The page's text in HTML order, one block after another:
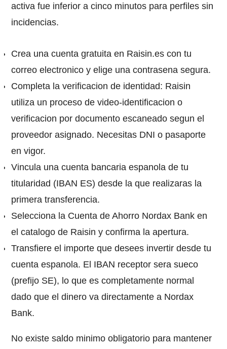
activa fue inferior a cinco minutos para perfiles sin
incidencias.
Crea una cuenta gratuita en Raisin.es con tu
correo electronico y elige una contrasena segura.
Completa la verificacion de identidad: Raisin
utiliza un proceso de video-identificacion o
verificacion por documento escaneado segun el
proveedor asignado. Necesitas DNI o pasaporte
en vigor.
Vincula una cuenta bancaria espanola de tu
titularidad (IBAN ES) desde la que realizaras la
primera transferencia.
Selecciona la Cuenta de Ahorro Nordax Bank en
el catalogo de Raisin y confirma la apertura.
Transfiere el importe que desees invertir desde tu
cuenta espanola. El IBAN receptor sera sueco
(prefijo SE), lo que es completamente normal
dado que el dinero va directamente a Nordax
Bank.
No existe saldo minimo obligatorio para mantener